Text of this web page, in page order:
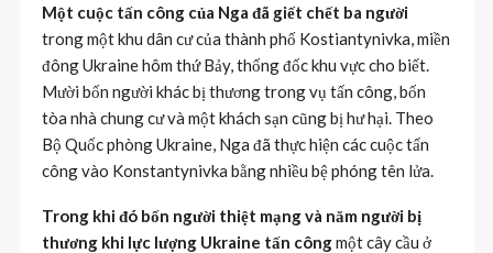
Một cuộc tấn công của Nga đã giết chết ba người
trong một khu dân cư của thành phố Kostiantynivka, miền
đông Ukraine hôm thứ Bảy, thống đốc khu vực cho biết.
Mười bốn người khác bị thương trong vụ tấn công, bốn
tòa nhà chung cư và một khách sạn cũng bị hư hại. Theo
Bộ Quốc phòng Ukraine, Nga đã thực hiện các cuộc tấn
công vào Konstantynivka bằng nhiều bệ phóng tên lửa.
Trong khi đó bốn người thiệt mạng và năm người bị
thương khi lực lượng Ukraine tấn côngmột cây cầu ở